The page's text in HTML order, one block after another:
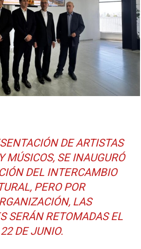
DE ARTISTAS
MÚSICOS, SE INAUGURÓ
DEL INTERCAMBIO
PERO POR
LAS
SERÁN RETOMADAS EL
22 DE JUNIO.